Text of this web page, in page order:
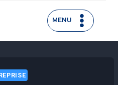
MENU